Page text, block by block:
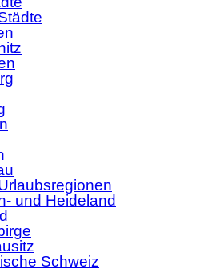
und Heideland
Schweiz